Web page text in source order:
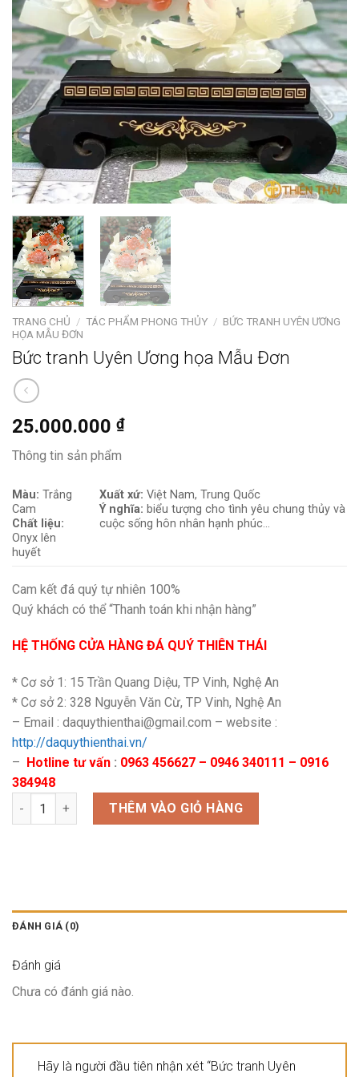
TRANG CHỦ / TÁC PHẨM PHONG THỦY / BỨC TRANH UYÊN ƯƠNG
HỌA MẪU ĐƠN
Bức tranh Uyên Ương họa Mẫu Đơn
25.000.000 ₫
Thông tin sản phẩm
Màu: Trắng
Cam
Chất liệu:
Onyx lên
huyết
Xuất xứ:Việt Nam, Trung Quốc
Ý nghĩa: biểu tượng cho tình yêu chung thủy và
cuộc sống hôn nhân hạnh phúc…
Cam kết đá quý tự nhiên 100%
Quý khách có thể “Thanh toán khi nhận hàng”
HỆ THỐNG CỬA HÀNG ĐÁ QUÝ THIÊN THÁI
* Cơ sở 1: 15 Trần Quang Diệu, TP Vinh, Nghệ An
* Cơ sở 2: 328 Nguyễn Văn Cừ, TP Vinh, Nghệ An
– Email : daquythienthai@gmail.com – website :
http://daquythienthai.vn/
– Hotline tư vấn : 0963 456627 – 0946 340111 – 0916
384948
Bức tranh Uyên Ương họa Mẫu Đơn số lượng
THÊM VÀO GIỎ HÀNG
ĐÁNH GIÁ (0)
Đánh giá
Chưa có đánh giá nào.
Hãy là người đầu tiên nhận xét “Bức tranh Uyên